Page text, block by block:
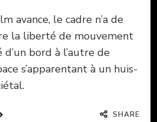
avance, le cadre n’a de
la liberté de mouvement
bord à l’autre de
s’apparentant à un huis-
SHARE